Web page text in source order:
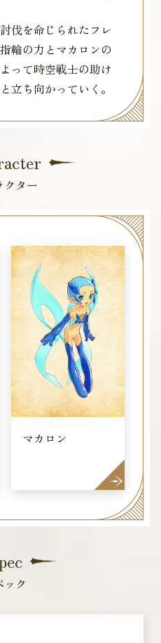
クス
インナップ
伐を命じられたフレ
輪の力とマカロンの
って時空戦士の助け
立ち向かっていく。
クター
マカロン
ック